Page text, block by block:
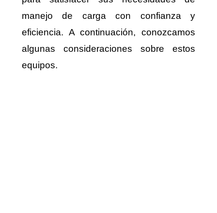
manejo de carga con confianza y
eficiencia. A continuación, conozcamos
algunas consideraciones sobre estos
equipos.